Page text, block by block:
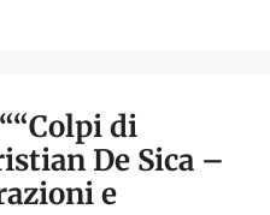
di
De Sica –
e